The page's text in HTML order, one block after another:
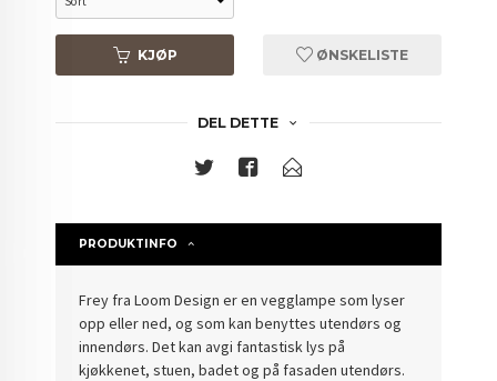
KJØP ØNSKELISTE
DEL DETTE
PRODUKTINFO
Frey fra Loom Design er en vegglampe som lyser
opp eller ned, og som kan benyttes utendørs og
innendørs. Det kan avgi fantastisk lys på
kjøkkenet, stuen, badet og på fasaden utendørs.